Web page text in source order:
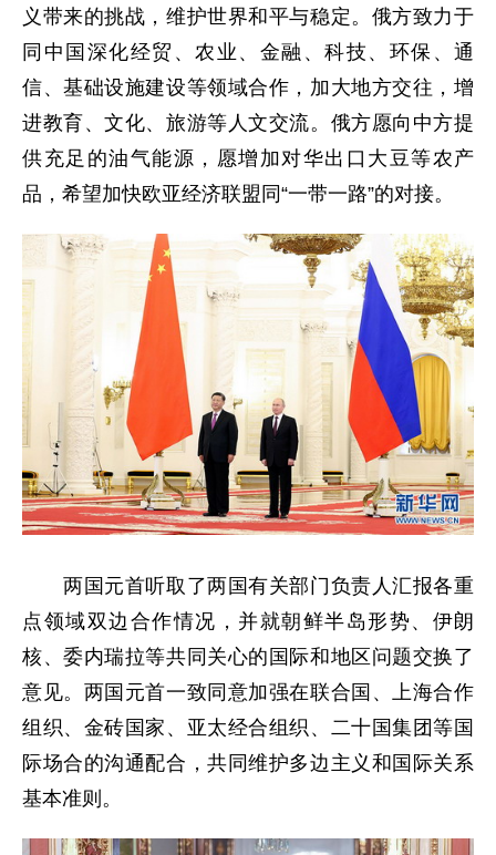
义带来的挑战，维护世界和平与稳定。俄方致力于
同中国深化经贸、农业、金融、科技、环保、通
信、基础设施建设等领域合作，加大地方交往，增
进教育、文化、旅游等人文交流。俄方愿向中方提
供充足的油气能源，愿增加对华出口大豆等农产
品，希望加快欧亚经济联盟同“一带一路”的对接。
两国元首听取了两国有关部门负责人汇报各重
点领域双边合作情况，并就朝鲜半岛形势、伊朗
核、委内瑞拉等共同关心的国际和地区问题交换了
意见。两国元首一致同意加强在联合国、上海合作
组织、金砖国家、亚太经合组织、二十国集团等国
际场合的沟通配合，共同维护多边主义和国际关系
基本准则。